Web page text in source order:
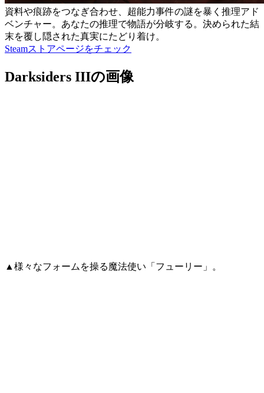
資料や痕跡をつなぎ合わせ、超能力事件の謎を暴く推理アド
ベンチャー。あなたの推理で物語が分岐する。決められた結
末を覆し隠された真実にたどり着け。
Steamストアページをチェック
Darksiders IIIの画像
▲様々なフォームを操る魔法使い「フューリー」。